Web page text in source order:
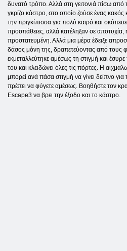
δυνατό τρόπο. Αλλά στη γειτονιά πίσω από
γκρίζο κάστρο, στο οποίο ζούσε ένας κακός
την πριγκίπισσα για πολύ καιρό και
προσπάθειες, αλλά κατέληξαν σε
προστατευμένη. Αλλά μια μέρα έδειξε
δάσος μόνη της, δραπετεύοντας από τους
εκμεταλλεύτηκε αμέσως τη στιγμή και
του και κλειδώνει όλες τις πόρτες. Η
μπορεί ανά πάσα στιγμή να γίνει δείπνο
πρέπει να φύγετε αμέσως. Βοηθήστε τον
Escape3 να βρει την έξοδο και το κάστρο.